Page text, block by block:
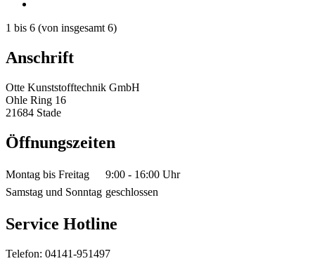
1 bis 6 (von insgesamt 6)
Anschrift
Otte Kunststofftechnik GmbH
Ohle Ring 16
21684 Stade
Öffnungszeiten
Montag bis Freitag
9:00 - 16:00 Uhr
Samstag und Sonntag geschlossen
Service Hotline
Telefon: 04141-951497